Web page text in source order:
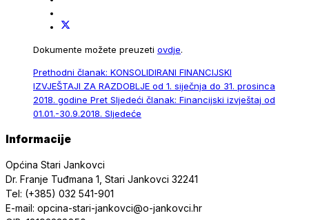
Dokumente možete preuzeti ovdje.
Prethodni članak: KONSOLIDIRANI FINANCIJSKI
IZVJEŠTAJI ZA RAZDOBLJE od 1. siječnja do 31. prosinca
2018. godine Pret Sljedeći članak: Financijski izvještaj od
01.01.-30.9.2018. Sljedeće
Informacije
Općina Stari Jankovci
Dr. Franje Tuđmana 1, Stari Jankovci 32241
Tel: (+385) 032 541-901
E-mail: opcina-stari-jankovci@o-jankovci.hr